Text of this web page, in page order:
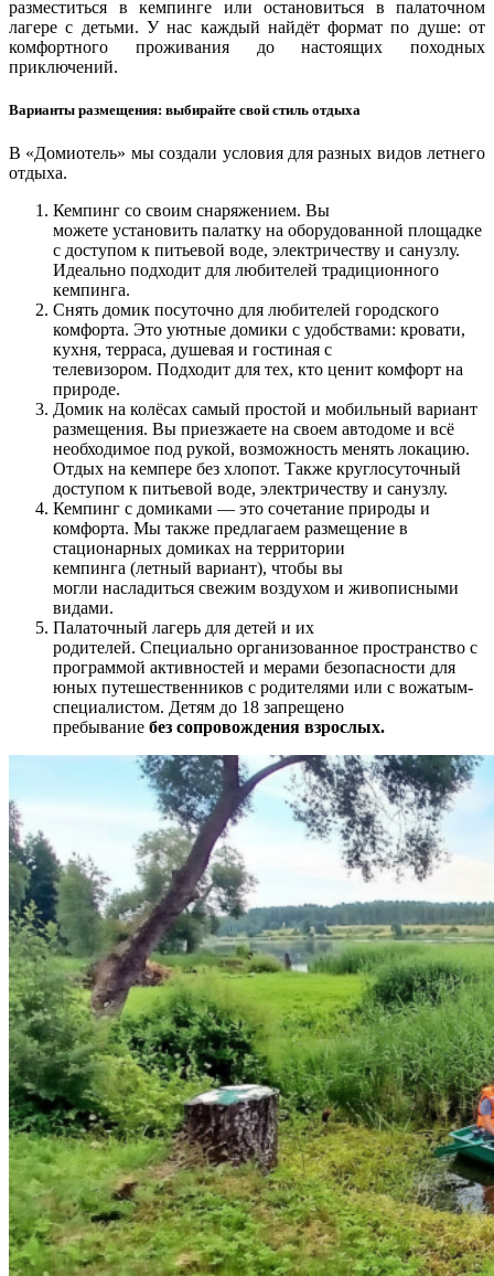
разместиться в кемпинге или остановиться в палаточном
лагере с детьми. У нас каждый найдёт формат по душе: от
комфортного проживания до настоящих походных
приключений.
Варианты размещения: выбирайте свой стиль отдыха
В «Домиотель» мы создали условия для разных видов летнего
отдыха.
Кемпинг со своим снаряжением. Вы
можете установить палатку на оборудованной площадке
с доступом к питьевой воде, электричеству и санузлу.
Идеально подходит для любителей традиционного
кемпинга.
Снять домик посуточно для любителей городского
комфорта. Это уютные домики с удобствами: кровати,
кухня, терраса, душевая и гостиная с
телевизором. Подходит для тех, кто ценит комфорт на
природе.
Домик на колёсах самый простой и мобильный вариант
размещения. Вы приезжаете на своем автодоме и всё
необходимое под рукой, возможность менять локацию.
Отдых на кемпере без хлопот. Также круглосуточный
доступом к питьевой воде, электричеству и санузлу.
Кемпинг с домиками — это сочетание природы и
комфорта. Мы также предлагаем размещение в
стационарных домиках на территории
кемпинга (летный вариант), чтобы вы
могли насладиться свежим воздухом и живописными
видами.
Палаточный лагерь для детей и их
родителей. Специально организованное пространство с
программой активностей и мерами безопасности для
юных путешественников с родителями или с вожатым-
специалистом. Детям до 18 запрещено
пребывание без сопровождения взрослых.